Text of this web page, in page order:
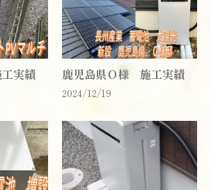
実績 鹿児島県Ｏ様 施工実績
2024/12/19